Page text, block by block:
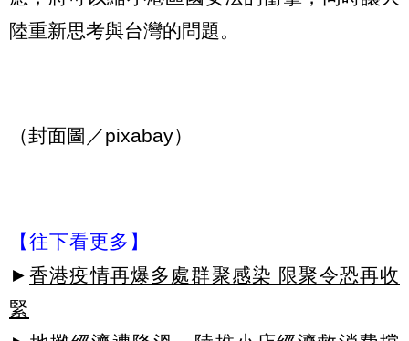
陸重新思考與台灣的問題。
（封面圖／pixabay）
【往下看更多】
► 香港疫情再爆多處群聚感染 限聚令恐再收
緊